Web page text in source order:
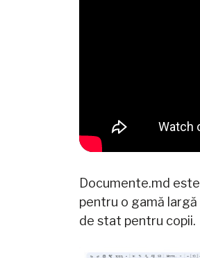
Documente.md
pentru o gamă
de stat pentru copii.